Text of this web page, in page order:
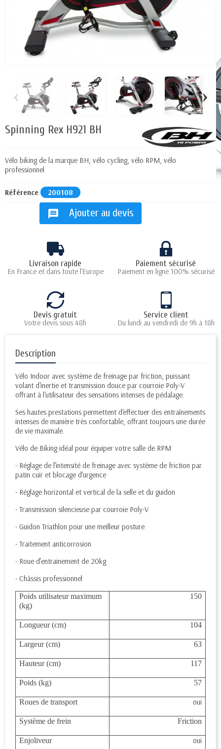
‹ ›
Spinning Rex H921 BH
Vélo biking de la marque BH, vélo cycling, vélo RPM, vélo
professionnel
Référence 200108
message Ajouter au devis
Livraison rapide
En France et dans toute l'Europe
Paiement sécurisé
Paiement en ligne 100% sécurisé
Devis gratuit
Votre devis sous 48h
Service client
Du lundi au vendredi de 9h à 18h
Description
Vélo Indoor avec système de freinage par friction, puissant
volant d'inertie et transmission douce par courroie Poly-V
offrant à l'utilisateur des sensations intenses de pédalage.
Ses hautes prestations permettent d'effectuer des entraînements
intenses de manière très confortable, offrant toujours une durée
de vie maximale.
Vélo de Biking idéal pour équiper votre salle de RPM
- Réglage de l’intensité de freinage avec système de friction par
patin cuir et blocage d’urgence
- Réglage horizontal et vertical de la selle et du guidon
- Transmission silencieuse par courroie Poly-V
- Guidon Triathlon pour une meilleur posture
- Traitement anticorrosion
- Roue d’entrainement de 20kg
- Châssis professionnel
Poids utilisateur maximum
(kg)
150
Longueur (cm) 104
Largeur (cm) 63
Hauteur (cm) 117
Poids (kg) 57
Roues de transport oui
Système de frein Friction
Enjoliveur oui